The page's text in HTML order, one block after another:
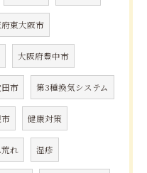
東大阪市
大阪府豊中市
市 第3種換気システム
健康対策
れ 湿疹